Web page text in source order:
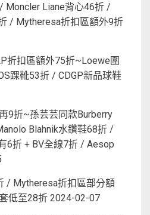
Moncler Liane背心46折 /
/ Mytheresa折扣區額外9折
折扣區額外75折~Loewe圍
踝靴53折 / CDGP新品球鞋
9折~孫芸芸同款Burberry
Blahnik水鑽鞋68折 /
6折 + BV全線7折 / Aesop
/ Mytheresa折扣區部分額
低至28折 2024-02-07